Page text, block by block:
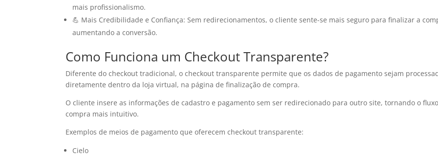
mais profissionalismo.
💪 Mais Credibilidade e Confiança: Sem redirecionamentos, o cliente sente-se mais seguro para finalizar a
aumentando a conversão.
Como Funciona um Checkout Transparente?
Diferente do checkout tradicional, o checkout transparente permite que os dados de pagamento sejam
diretamente dentro da loja virtual, na página de finalização de compra.
O cliente insere as informações de cadastro e pagamento sem ser redirecionado para outro site, tornando o
compra mais intuitivo.
Exemplos de meios de pagamento que oferecem checkout transparente:
Cielo